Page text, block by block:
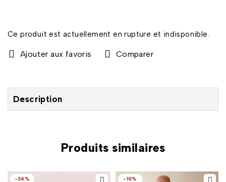
Ce produit est actuellement en rupture et indisponible.
Comparer
Description
Produits similaires
-36% -10%